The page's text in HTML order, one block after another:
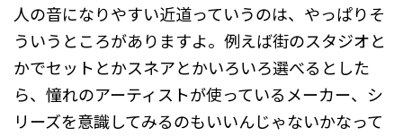
人の音になりやすい近道っていうのは、やっぱりそ
ういうところがありますよ。例えば街のスタジオと
かでセットとかスネアとかいろいろ選べるとした
ら、憧れのアーティストが使っているメーカー、シ
リーズを意識してみるのもいいんじゃないかなって